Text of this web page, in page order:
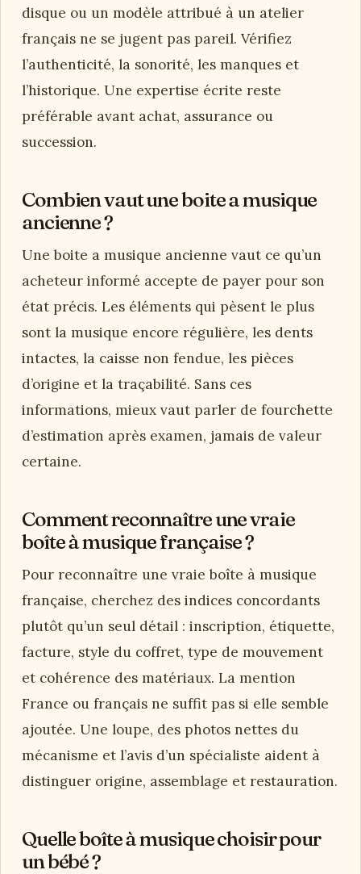
disque ou un modèle attribué à un atelier
français ne se jugent pas pareil. Vérifiez
l’authenticité, la sonorité, les manques et
l’historique. Une expertise écrite reste
préférable avant achat, assurance ou
succession.
Combien vaut une boite a musique
ancienne ?
Une boite a musique ancienne vaut ce qu’un
acheteur informé accepte de payer pour son
état précis. Les éléments qui pèsent le plus
sont la musique encore régulière, les dents
intactes, la caisse non fendue, les pièces
d’origine et la traçabilité. Sans ces
informations, mieux vaut parler de fourchette
d’estimation après examen, jamais de valeur
certaine.
Comment reconnaître une vraie
boîte à musique française ?
Pour reconnaître une vraie boîte à musique
française, cherchez des indices concordants
plutôt qu’un seul détail : inscription, étiquette,
facture, style du coffret, type de mouvement
et cohérence des matériaux. La mention
France ou français ne suffit pas si elle semble
ajoutée. Une loupe, des photos nettes du
mécanisme et l’avis d’un spécialiste aident à
distinguer origine, assemblage et restauration.
Quelle boîte à musique choisir pour
un bébé ?